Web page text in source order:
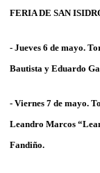
FERIA DE SAN
- Jueves 6 de mayo.
Bautista y Eduardo
- Viernes 7 de mayo.
Leandro Marcos
Fandiño.